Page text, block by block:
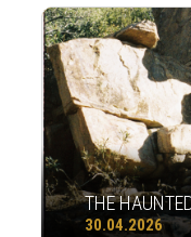
THE
30.04.2026